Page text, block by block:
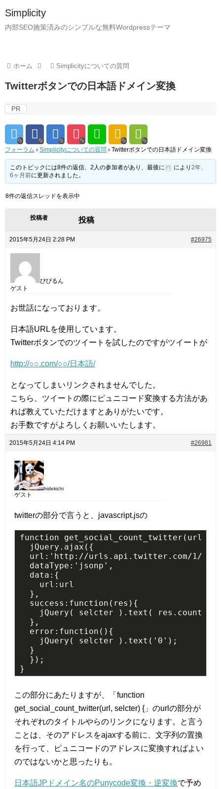
Simplicity
内部SEO施策済みのシンプルな無料Wordpressテーマ
ホーム Simplicityについての質問
Twitterボタンでの日本語ドメイン変換
PR
フォーラム › Simplicityについての質問 › Twitterボタンでの日本語ドメイン変換
このトピックには8件の返信、2人の参加者があり、最後に により2年、
6ヶ月前に更新されました。
8件の返信スレッドを表示中
投稿者 投稿
2015年5月24日 2:28 PM #26975
ぴぴるん
ゲスト
お世話になっております。
日本語URLを使用しています。
Twitterボタンでのツイートを試したのですがツイートが
http://○○.com/○○/日本語/
となってしまいリンクされませんでした。
こちら、ツイートの際にピュニコード変換する方法があ
れば教えていただけますとありがたいです。
お手数ですがよろしくお願いいたします。
2015年5月24日 4:14 PM #26981
hidekichi
ゲスト
twitterの部分で言うと、javascript.jsの
function get_social_count_twitter(url,
  jQuery.ajax({
url:'http://urls.api.twitter.com/1/
  dataType:'jsonp',
  data:{
    url:url
  },
  success:function(res){
jQuery( selcter ).text( res.count ||
  },
  error:function(){
    jQuery( selcter ).text('0');
  }
  });
}
この部分にあたりますが、「function
get_social_count_twitter(url, selcter) {」のurlの部分が
それぞれのタイトルやらのリンクになります。と言う
ことは、そのアドレスをajaxする前に、文字列の置換
を行って、ピュニコードのアドレスに変換すればよい
のではないかと思ったりも。
日本語JPドメイン名のPunycode変換・逆変換で予め